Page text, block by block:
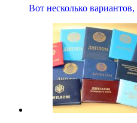
Вот несколько